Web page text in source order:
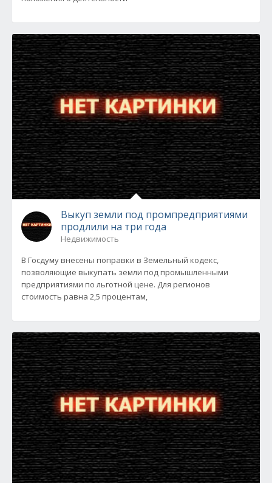
Выкуп земли под промпредприятиями
продлили на три года
Недвижимость
В Госдуму внесены поправки в Земельный кодекс,
позволяющие выкупать земли под промышленными
предприятиями по льготной цене. Для регионов
стоимость равна 2,5 процентам,